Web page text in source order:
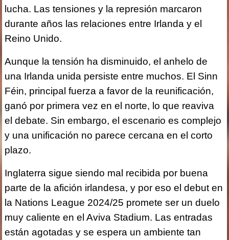
lucha. Las tensiones y la represión marcaron
durante años las relaciones entre Irlanda y el
Reino Unido.
Aunque la tensión ha disminuido, el anhelo de
una Irlanda unida persiste entre muchos. El Sinn
Féin, principal fuerza a favor de la reunificación,
ganó por primera vez en el norte, lo que reaviva
el debate. Sin embargo, el escenario es complejo
y una unificación no parece cercana en el corto
plazo.
Inglaterra sigue siendo mal recibida por buena
parte de la afición irlandesa, y por eso el debut en
la Nations League 2024/25 promete ser un duelo
muy caliente en el Aviva Stadium. Las entradas
están agotadas y se espera un ambiente tan